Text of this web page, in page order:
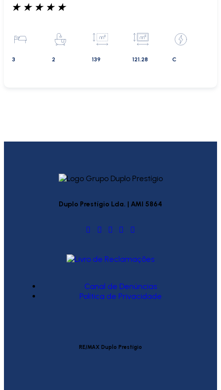
★ ★ ★ ★ ★
3 2 139 121.28 C
Duplo Prestígio Lda. | AMI 5864
Canal de Denúncias
Política de Privacidade
RE/MAX Duplo Prestígio